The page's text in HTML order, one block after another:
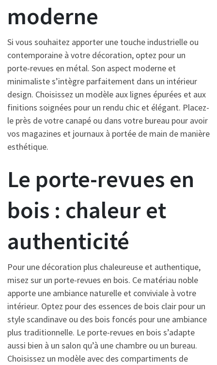
moderne
Si vous souhaitez apporter une touche industrielle ou
contemporaine à votre décoration, optez pour un
porte-revues en métal. Son aspect moderne et
minimaliste s’intègre parfaitement dans un intérieur
design. Choisissez un modèle aux lignes épurées et aux
finitions soignées pour un rendu chic et élégant. Placez-
le près de votre canapé ou dans votre bureau pour avoir
vos magazines et journaux à portée de main de manière
esthétique.
Le porte-revues en
bois : chaleur et
authenticité
Pour une décoration plus chaleureuse et authentique,
misez sur un porte-revues en bois. Ce matériau noble
apporte une ambiance naturelle et conviviale à votre
intérieur. Optez pour des essences de bois clair pour un
style scandinave ou des bois foncés pour une ambiance
plus traditionnelle. Le porte-revues en bois s’adapte
aussi bien à un salon qu’à une chambre ou un bureau.
Choisissez un modèle avec des compartiments de